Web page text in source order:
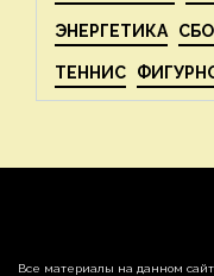
ЭНЕРГЕТИКА
ТЕННИС
Все материалы на данном